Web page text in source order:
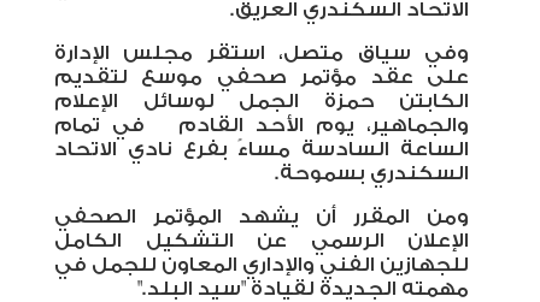
الاتحاد السكندري العريق.
وفي سياق متصل، استقر مجلس الإدارة
على عقد مؤتمر صحفي موسع لتقديم
الكابتن حمزة الجمل لوسائل الإعلام
والجماهير، يوم الأحد القادم
في تمام
الساعة السادسة مساءً بفرع نادي الاتحاد
السكندري بسموحة.
ومن المقرر أن يشهد المؤتمر الصحفي
الإعلان الرسمي عن التشكيل الكامل
للجهازين الفني والإداري المعاون للجمل في
مهمته الجديدة لقيادة "سيد البلد".